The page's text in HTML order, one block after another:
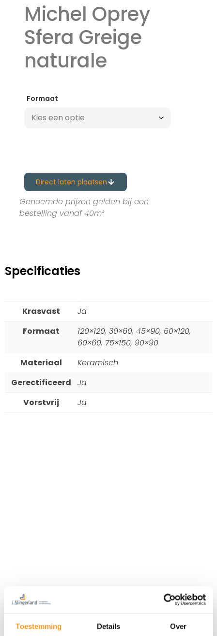
Toestemming Details Over
Michel Oprey
Sfera Greige
naturale
Formaat
Direct laten plaatsen
Genoemde prijzen gelden bij een
bestelling vanaf 40m²
Specificaties
Krasvast
Ja
Formaat
120×120, 30×60, 45×90, 60×120,
60×60, 75×150, 90×90
Materiaal
Keramisch
Gerectificeerd
Ja
Vorstvrij
Ja